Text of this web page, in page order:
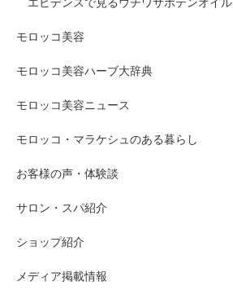
エビデンスで見るウチワサボテンオイル
モロッコ美容
モロッコ美容ハーブ大辞典
モロッコ美容ニュース
モロッコ・マラケシュのある暮らし
お客様の声・体験談
サロン・スパ紹介
ショップ紹介
メディア掲載情報